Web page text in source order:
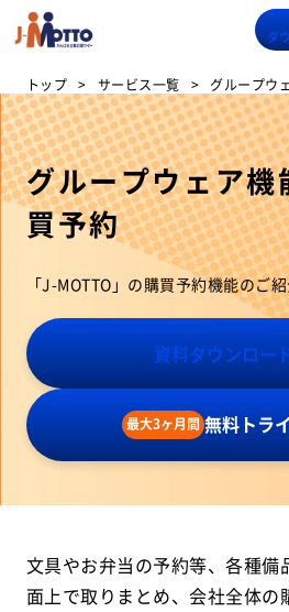
ダ
トップ サービス一覧 グループウ
グループウェア
買予約
「J-MOTTO」の購買予約機能のご
資料ダウンロー
最大3ヶ月間 無料トラ
文具やお弁当の予約等、各種備
面上で取りまとめ、会社全体の